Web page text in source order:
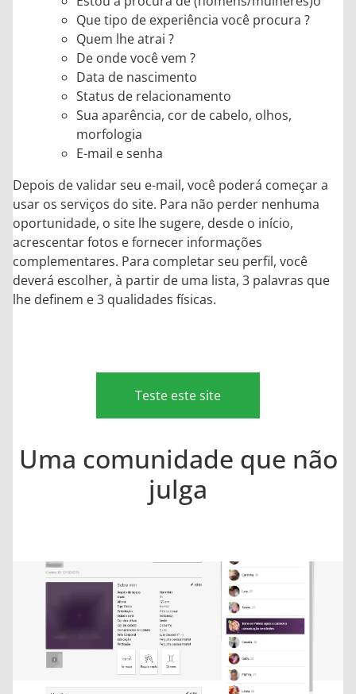
Que tipo de experiência você procura ?
Quem lhe atrai ?
De onde você vem ?
Data de nascimento
Status de relacionamento
Sua aparência, cor de cabelo, olhos,
morfologia
E-mail e senha
Depois de validar seu e-mail, você poderá começar a
usar os serviços do site. Para não perder nenhuma
oportunidade, o site lhe sugere, desde o início,
acrescentar fotos e fornecer informações
complementares. Para completar seu perfil, você
deverá escolher, à partir de uma lista, 3 palavras que
lhe definem e 3 qualidades físicas.
Teste este site
Uma comunidade que não
julga